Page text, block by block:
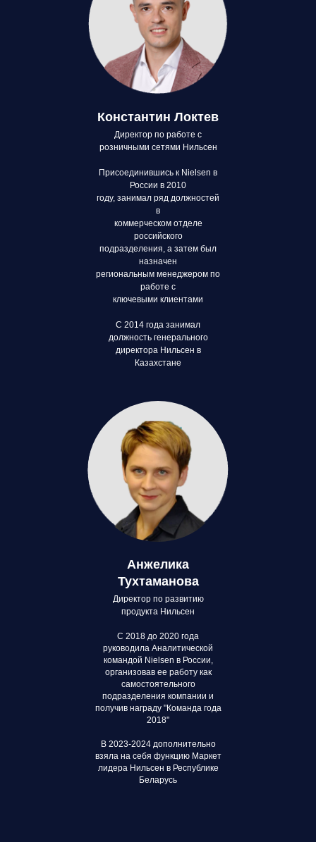
Константин Локтев
Директор по работе с
розничными сетями Нильсен
Присоединившись к Nielsen в
России в 2010
году, занимал ряд должностей
в
коммерческом отделе
российского
подразделения, а затем был
назначен
региональным менеджером по
работе с
ключевыми клиентами
С 2014 года занимал
должность генерального
директора Нильсен в
Казахстане
Анжелика
Тухтаманова
Директор по развитию
продукта Нильсен
С 2018 до 2020 года
руководила Аналитической
командой Nielsen в России,
организовав ее работу как
самостоятельного
подразделения компании и
получив награду "Команда года
2018"
В 2023-2024 дополнительно
взяла на себя функцию Маркет
лидера Нильсен в Республике
Беларусь